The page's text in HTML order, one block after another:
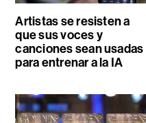
Artistas se resisten a
que sus voces y
canciones sean usadas
para entrenar a la IA